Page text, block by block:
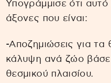
Υπογράμμισε ότι αυτό
άξονες που είναι:
-Αποζημιώσεις για
κάλυψη ανά ζώο
θεσμικού πλαισίου.